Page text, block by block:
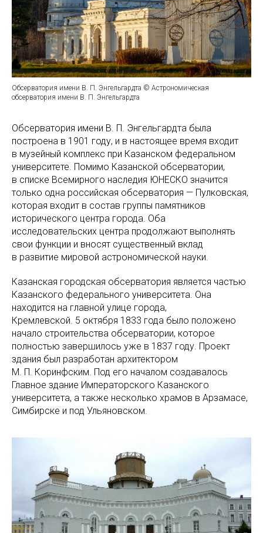
Обсерватория имени В. П. Энгельгардта © Астрономическая
обсерватория имени В. П. Энгельгардта
Обсерватория имени В. П. Энгельгардта была
построена в 1901 году, и в настоящее время входит
в музейный комплекс при Казанском федеральном
университете. Помимо Казанской обсерватории,
в списке Всемирного наследия ЮНЕСКО значится
только одна российская обсерватория — Пулковская,
которая входит в состав группы памятников
исторического центра города. Оба
исследовательских центра продолжают выполнять
свои функции и вносят существенный вклад
в развитие мировой астрономической науки.
Казанская городская обсерватория является частью
Казанского федерального университета. Она
находится на главной улице города,
Кремлевской. 5 октября 1833 года было положено
начало строительства обсерватории, которое
полностью завершилось уже в 1837 году. Проект
здания был разработан архитектором
М. П. Коринфским. Под его началом создавалось
Главное здание Императорского Казанского
университета, а также несколько храмов в Арзамасе,
Симбирске и под Ульяновском.